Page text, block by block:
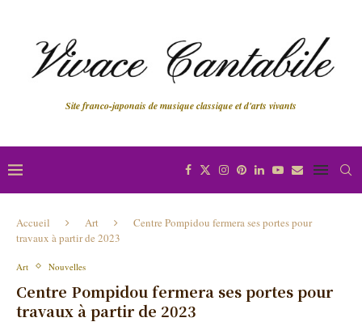
Site franco-japonais de musique classique et d'arts vivants
Accueil Art
Centre Pompidou fermera ses portes pour
travaux à partir de 2023
Art Nouvelles
Centre Pompidou fermera ses portes pour
travaux à partir de 2023